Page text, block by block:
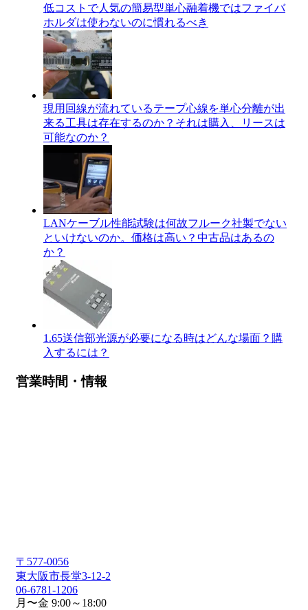
低コストで人気の簡易型単心融着機ではファイバ
ホルダは使わないのに慣れるべき
現用回線が流れているテープ心線を単心分離が出
来る工具は存在するのか？それは購入、リースは
可能なのか？
LANケーブル性能試験は何故フルーク社製でない
といけないのか。価格は高い？中古品はあるの
か？
1.65送信部光源が必要になる時はどんな場面？購
入するには？
営業時間・情報
〒577-0056
東大阪市長堂3-12-2
06-6781-1206
月〜金 9:00～18:00